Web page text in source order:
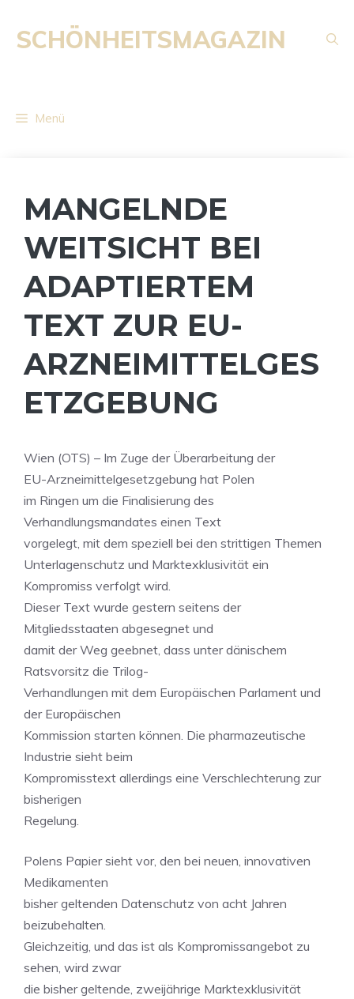
Inhalt
springen
SCHÖNHEITSMAGAZIN
Menü
MANGELNDE
WEITSICHT BEI
ADAPTIERTEM
TEXT ZUR EU-
ARZNEIMITTELGES
ETZGEBUNG
Wien (OTS) – Im Zuge der Überarbeitung der
EU-Arzneimittelgesetzgebung hat Polen
im Ringen um die Finalisierung des
Verhandlungsmandates einen Text
vorgelegt, mit dem speziell bei den strittigen Themen
Unterlagenschutz und Marktexklusivität ein
Kompromiss verfolgt wird.
Dieser Text wurde gestern seitens der
Mitgliedsstaaten abgesegnet und
damit der Weg geebnet, dass unter dänischem
Ratsvorsitz die Trilog-
Verhandlungen mit dem Europäischen Parlament und
der Europäischen
Kommission starten können. Die pharmazeutische
Industrie sieht beim
Kompromisstext allerdings eine Verschlechterung zur
bisherigen
Regelung.
Polens Papier sieht vor, den bei neuen, innovativen
Medikamenten
bisher geltenden Datenschutz von acht Jahren
beizubehalten.
Gleichzeitig, und das ist als Kompromissangebot zu
sehen, wird zwar
die bisher geltende, zweijährige Marktexklusivität